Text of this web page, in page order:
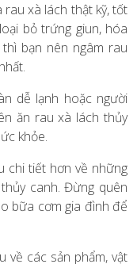
rau xà lách thật kỹ, tốt
bỏ trứng giun, hóa
bạn nên ngâm rau
dễ lạnh hoặc người
ăn rau xà lách thủy
khỏe.
chi tiết hơn về những
canh. Đừng quên
bữa cơm gia đình để
về các sản phẩm, vật